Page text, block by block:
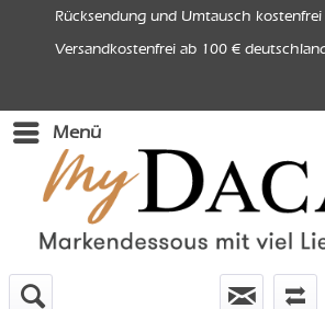
Rücksendung und Umtausch kostenfrei
Versandkostenfrei ab 100 €
Menü